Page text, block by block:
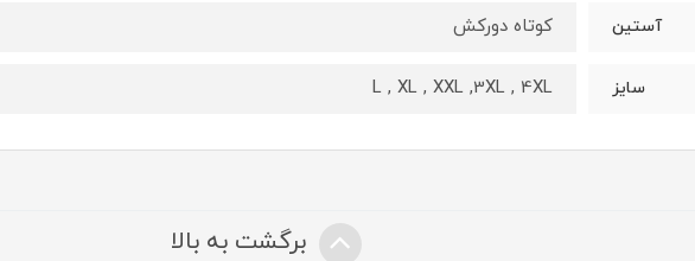
آستین کوتاه دورکش
سایز L , XL , XXL ,3XL , 4XL
برگشت به بالا